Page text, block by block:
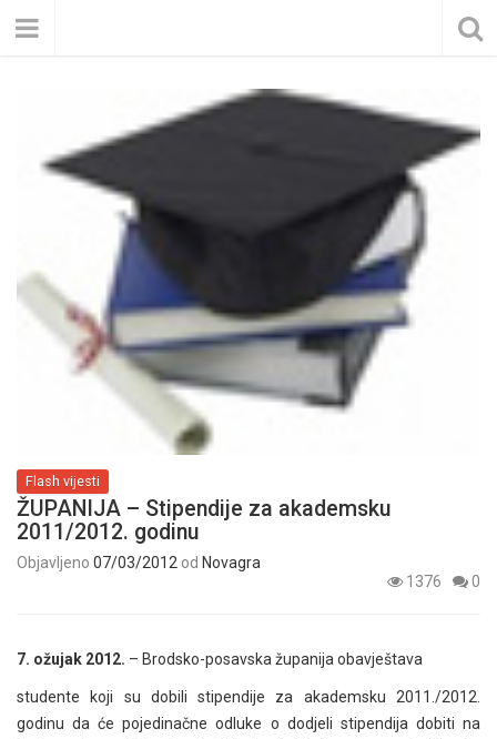
Flash vijesti
ŽUPANIJA – Stipendije za akademsku
2011/2012. godinu
Objavljeno 07/03/2012 od Novagra
1376
0
7. ožujak 2012. – Brodsko-posavska županija obavještava
studente koji su dobili stipendije za akademsku 2011./2012.
godinu da će pojedinačne odluke o dodjeli stipendija dobiti na